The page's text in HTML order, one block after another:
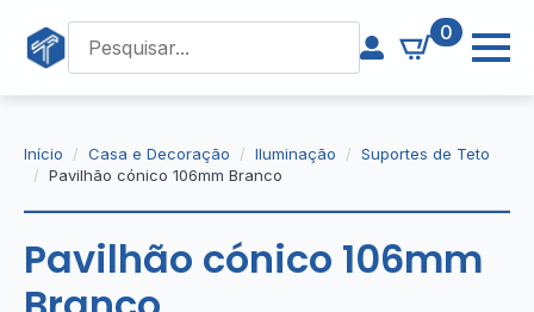
0
Início Casa e Decoração Iluminação
Suportes de Teto
Pavilhão cónico 106mm Branco
Pavilhão cónico 106mm